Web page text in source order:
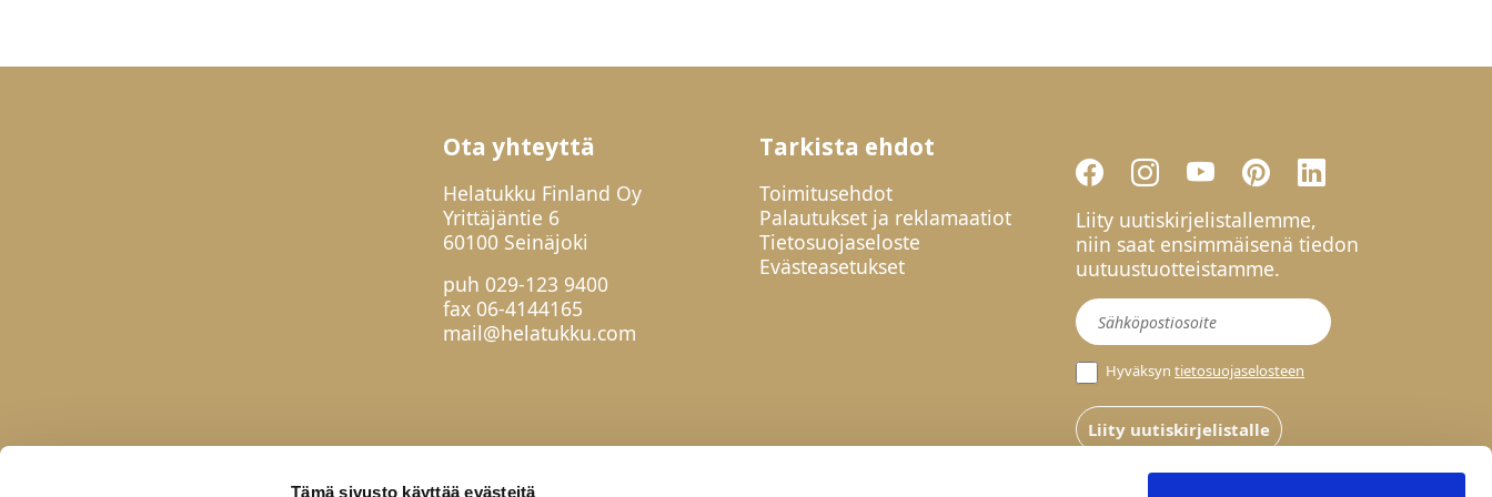
Tämä sivusto käyttää evästeitä
Ota yhteyttä
Helatukku Finland Oy
Yrittäjäntie 6
60100 Seinäjoki
puh 029-123 9400
fax 06-4144165
mail@helatukku.com
Tarkista ehdot
Toimitusehdot
Palautukset ja reklamaatiot
Tietosuojaseloste
Evästeasetukset
Liity uutiskirjelistallemme,
niin saat ensimmäisenä tiedon
uutuustuotteistamme.
Uutiskirje
Hyväksyn tietosuojaselosteen
Liity uutiskirjelistalle